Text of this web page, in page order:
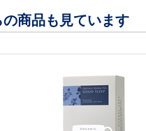
商品も見ています